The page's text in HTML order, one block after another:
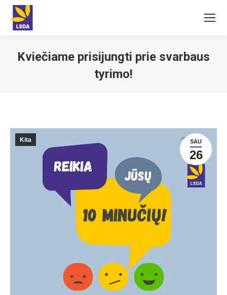
Kviečiame prisijungti prie svarbaus
tyrimo!
SAU
26
Kita